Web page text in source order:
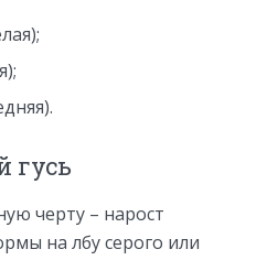
гусь
черту – нарост
на лбу серого или